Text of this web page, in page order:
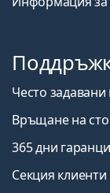
Често
Връщане на
365 дни
Секция клиенти